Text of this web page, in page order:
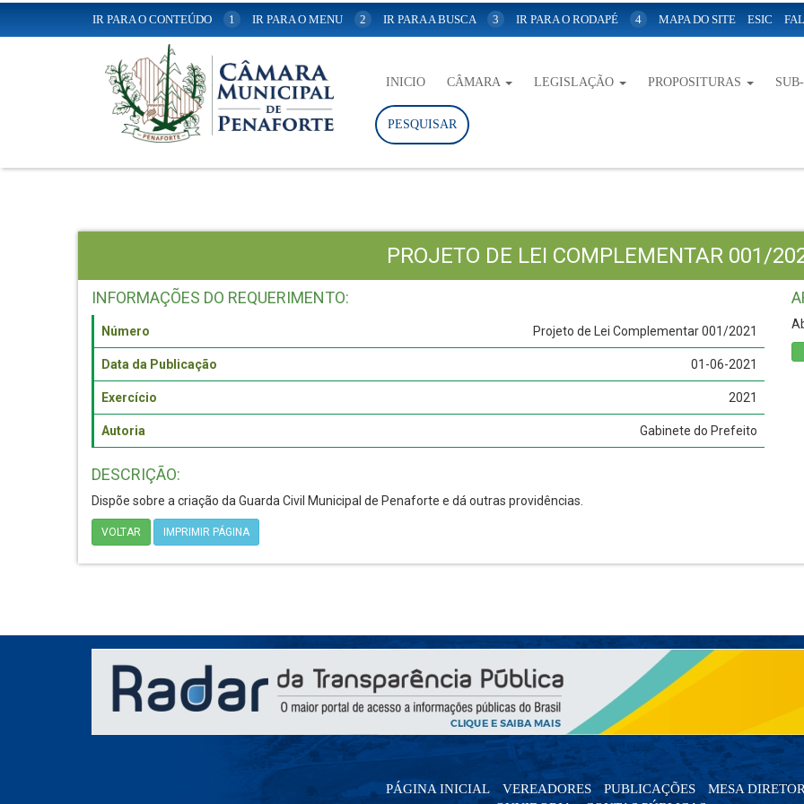
IR PARA O CONTEÚDO 1 IR PARA O MENU 2 IR PARA A BUSCA 3 IR PARA O RODAPÉ 4 MAPA DO SITE ESIC
INICIO CÂMARA LEGISLAÇÃO PROPOSITURAS
PESQUISAR
PROJETO DE LEI COMPLEMENTAR 001/
INFORMAÇÕES DO REQUERIMENTO:
Número Projeto de Lei Complementar 001/2021
Data da Publicação 01-06-2021
Exercício 2021
Autoria Gabinete do Prefeito
DESCRIÇÃO:
Dispõe sobre a criação da Guarda Civil Municipal de Penaforte e dá outras providências.
VOLTAR IMPRIMIR PÁGINA
PÁGINA INICIAL VEREADORES PUBLICAÇÕES
MESA